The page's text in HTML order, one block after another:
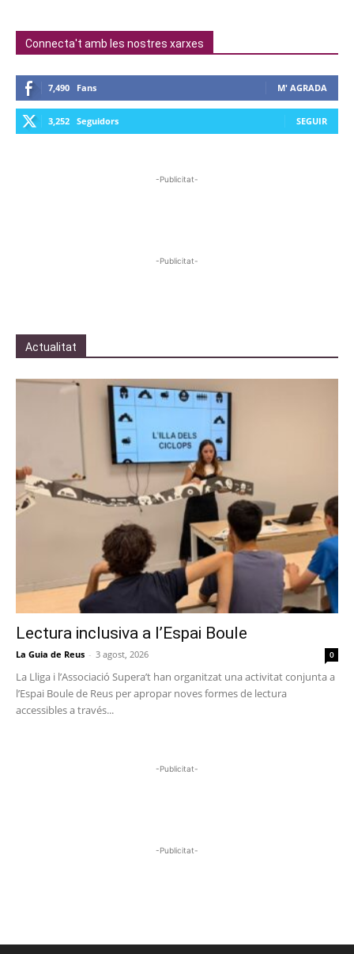
Connecta't amb les nostres xarxes
7,490 Fans M' AGRADA
3,252 Seguidors SEGUIR
-Publicitat-
-Publicitat-
Actualitat
Lectura inclusiva a l’Espai Boule
La Guia de Reus - 3 agost, 2026 0
La Lliga i l’Associació Supera’t han organitzat una activitat conjunta a
l’Espai Boule de Reus per apropar noves formes de lectura
accessibles a través...
-Publicitat-
-Publicitat-